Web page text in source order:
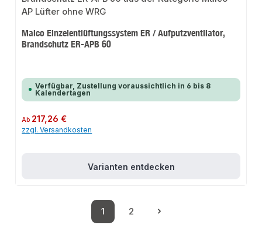
Maico Einzelentlüftungssystem ER / Aufputzventilator,
Brandschutz ER-APB 60
Verfügbar, Zustellung voraussichtlich in 6 bis 8
Kalendertagen
Regulärer Preis:
Ab 217,26 €
zzgl. Versandkosten
Varianten entdecken
Seite
1
Seite
2